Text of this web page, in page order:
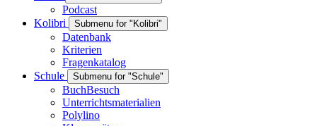
Podcast
Kolibri
Submenu for "Kolibri"
Datenbank
Kriterien
Fragenkatalog
Schule
Submenu for "Schule"
BuchBesuch
Unterrichtsmaterialien
Polylino